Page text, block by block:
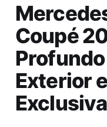
Coupé
Exterior